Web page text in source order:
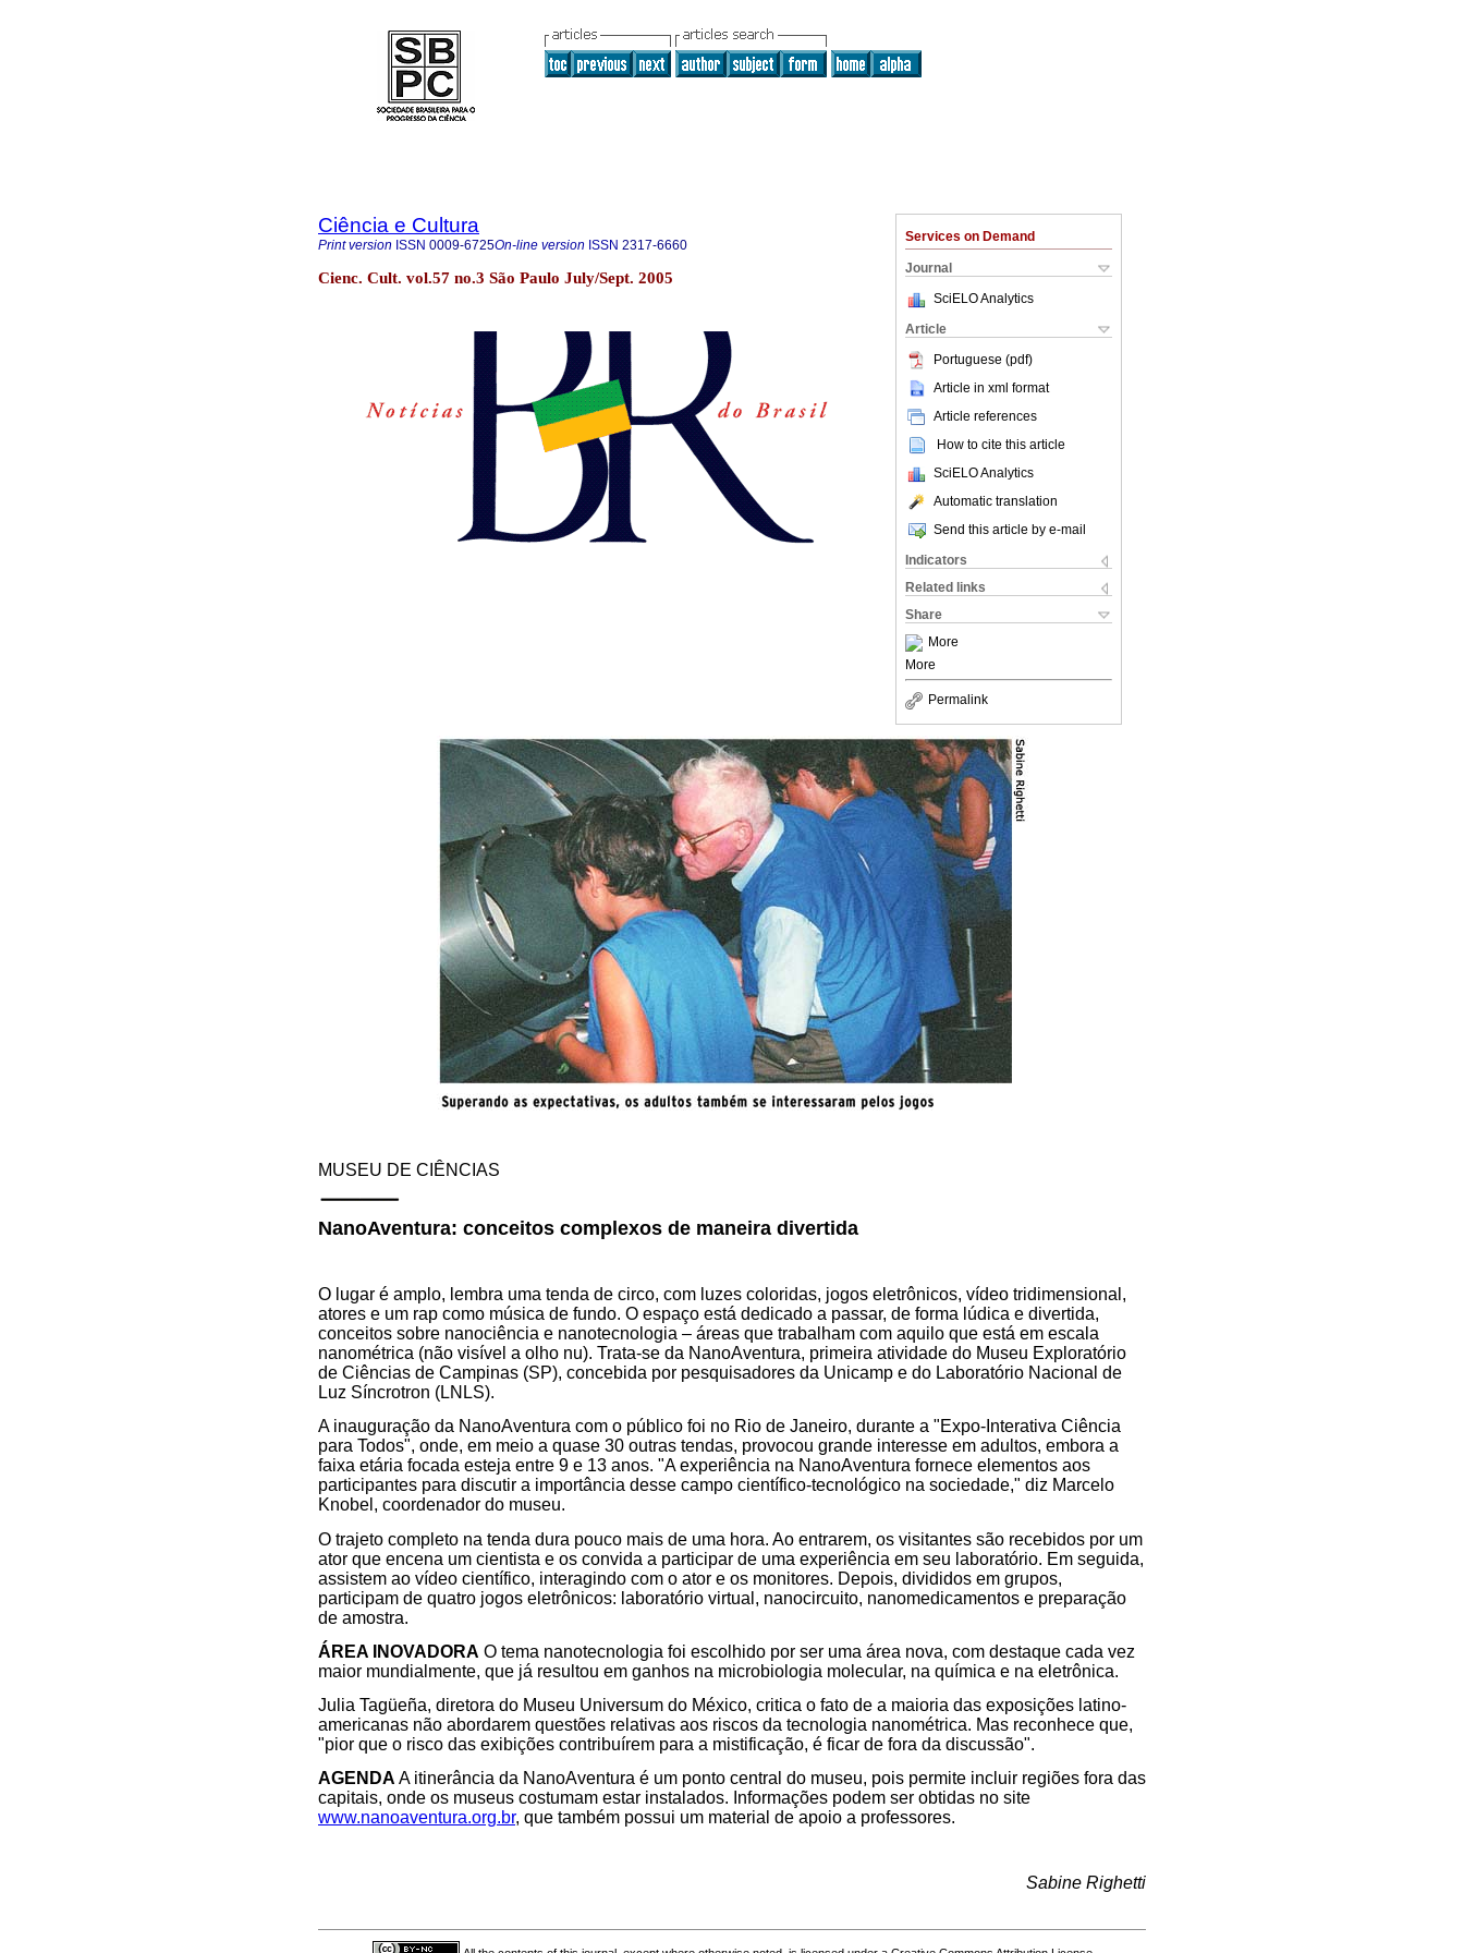
Services on Demand
Journal
SciELO Analytics
Article
Portuguese (pdf)
Article in xml format
Article references
How to cite this article
SciELO Analytics
Automatic translation
Send this article by e-mail
Indicators
Related links
Share
More
More
Permalink
Ciência e Cultura
Print version ISSN 0009-6725On-line version ISSN 2317-6660
Cienc. Cult. vol.57 no.3 São Paulo July/Sept. 2005
MUSEU DE CIÊNCIAS
NanoAventura: conceitos complexos de maneira divertida
O lugar é amplo, lembra uma tenda de circo, com luzes coloridas, jogos eletrônicos, vídeo tridimensional,
atores e um rap como música de fundo. O espaço está dedicado a passar, de forma lúdica e divertida,
conceitos sobre nanociência e nanotecnologia – áreas que trabalham com aquilo que está em escala
nanométrica (não visível a olho nu). Trata-se da NanoAventura, primeira atividade do Museu Exploratório
de Ciências de Campinas (SP), concebida por pesquisadores da Unicamp e do Laboratório Nacional de
Luz Síncrotron (LNLS).
A inauguração da NanoAventura com o público foi no Rio de Janeiro, durante a "Expo-Interativa Ciência
para Todos", onde, em meio a quase 30 outras tendas, provocou grande interesse em adultos, embora a
faixa etária focada esteja entre 9 e 13 anos. "A experiência na NanoAventura fornece elementos aos
participantes para discutir a importância desse campo científico-tecnológico na sociedade," diz Marcelo
Knobel, coordenador do museu.
O trajeto completo na tenda dura pouco mais de uma hora. Ao entrarem, os visitantes são recebidos por um
ator que encena um cientista e os convida a participar de uma experiência em seu laboratório. Em seguida,
assistem ao vídeo científico, interagindo com o ator e os monitores. Depois, divididos em grupos,
participam de quatro jogos eletrônicos: laboratório virtual, nanocircuito, nanomedicamentos e preparação
de amostra.
ÁREA INOVADORA O tema nanotecnologia foi escolhido por ser uma área nova, com destaque cada vez
maior mundialmente, que já resultou em ganhos na microbiologia molecular, na química e na eletrônica.
Julia Tagüeña, diretora do Museu Universum do México, critica o fato de a maioria das exposições latino-
americanas não abordarem questões relativas aos riscos da tecnologia nanométrica. Mas reconhece que,
"pior que o risco das exibições contribuírem para a mistificação, é ficar de fora da discussão".
AGENDA A itinerância da NanoAventura é um ponto central do museu, pois permite incluir regiões fora das
capitais, onde os museus costumam estar instalados. Informações podem ser obtidas no site
www.nanoaventura.org.br, que também possui um material de apoio a professores.
Sabine Righetti